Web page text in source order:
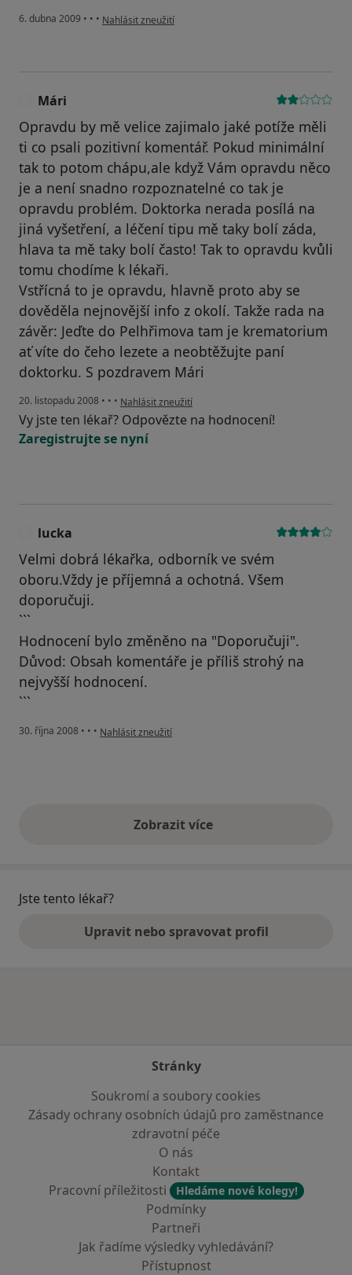
6. dubna 2009 • • • podle názoru uživatele Bóďa
Nahlásit zneužití
Mári
Opravdu by mě velice zajimalo jaké potíže měli
ti co psali pozitivní komentář. Pokud minimální
tak to potom chápu,ale když Vám opravdu něco
je a není snadno rozpoznatelné co tak je
opravdu problém. Doktorka nerada posílá na
jiná vyšetření, a léčení tipu mě taky bolí záda,
hlava ta mě taky bolí často! Tak to opravdu kvůli
tomu chodíme k lékaři.
Vstřícná to je opravdu, hlavně proto aby se
dověděla nejnovější info z okolí. Takže rada na
závěr: Jeďte do Pelhřimova tam je krematorium
ať víte do čeho lezete a neobtěžujte paní
doktorku. S pozdravem Mári
20. listopadu 2008 • • • podle názoru uživatele Mári
Nahlásit zneužití
Vy jste ten lékař? Odpovězte na hodnocení!
Zaregistrujte se nyní
lucka
Velmi dobrá lékařka, odborník ve svém
oboru.Vždy je příjemná a ochotná. Všem
doporučuji.
```
Hodnocení bylo změněno na "Doporučuji".
Důvod: Obsah komentáře je příliš strohý na
nejvyšší hodnocení.
```
30. října 2008 • • • podle názoru uživatele lucka
Nahlásit zneužití
Zobrazit vícevýše uvedené názory
Jste tento lékař?
Upravit nebo spravovat profil
Stránky
Soukromí a soubory cookies
Zásady ochrany osobních údajů pro zaměstnance
zdravotní péče
O nás
Kontakt
Pracovní příležitosti
Hledáme nové kolegy!
Podmínky
Partneři
Jak řadíme výsledky vyhledávání?
Přístupnost